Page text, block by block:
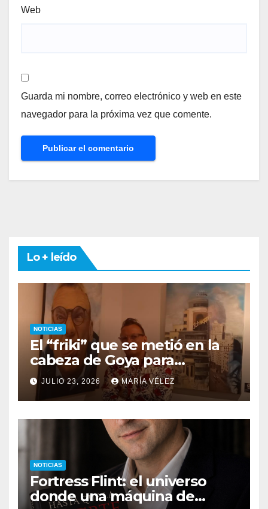
Web
Guarda mi nombre, correo electrónico y web en este
navegador para la próxima vez que comente.
Lo + leído
NOTICIAS
El “friki” que se metió en la
cabeza de Goya para
descubrir qué esconden sus
monstruos
JULIO 23, 2026 MARÍA VÉLEZ
NOTICIAS
Fortress Flint: el universo
donde una máquina de